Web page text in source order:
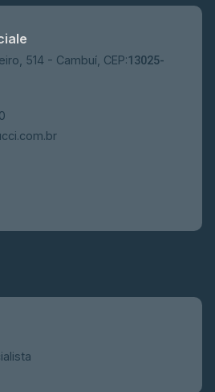
514 - Cambuí, CEP:13025-